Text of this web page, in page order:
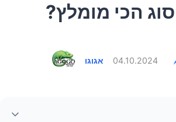
הכי מומלץ?
אגוגו 04.10.2024